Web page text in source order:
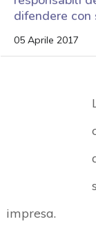
difendere con
05 Aprile 2017
impresa.